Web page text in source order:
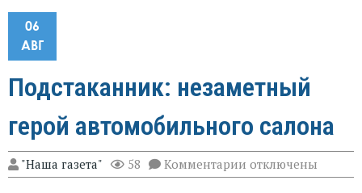
06
АВГ
Подстаканник: незаметный
герой автомобильного салона
"Наша газета" 58 Комментарии к
записи
отключены